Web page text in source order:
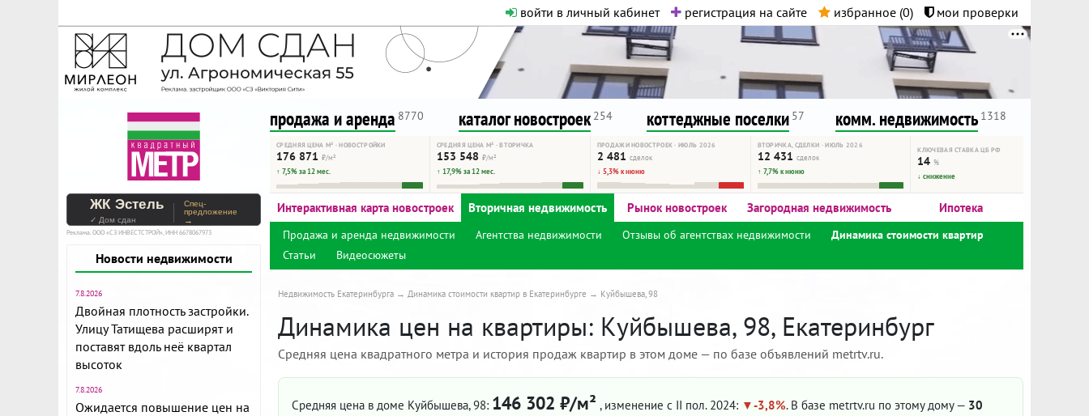
войти в личный кабинет регистрация на сайте избранное (0) мои проверки
На Метре реклама - только нормальная. Никакого шок-контента.
Помогайте независимому ресурсу, как он помогает вам. Удачи!
продажа и аренда 8770 каталог новостроек 254 коттеджные поселки 57 комм. недвижимость 1318
СРЕДНЯЯ ЦЕНА М² · НОВОСТРОЙКИ
176 871 ₽/м²
↑ 7,5% за 12 мес.
СРЕДНЯЯ ЦЕНА М² · ВТОРИЧКА
153 548 ₽/м²
↑ 17,9% за 12 мес.
ПРОДАЖИ НОВОСТРОЕК · ИЮЛЬ 2026
2 481 сделок
↓ 5,3% к июню
ВТОРИЧКА, СДЕЛКИ · ИЮЛЬ 2026
12 431 сделок
↑ 7,7% к июню
КЛЮЧЕВАЯ СТАВКА ЦБ РФ
14%
↓ снижение
ЖК Эстель
✓ Дом сдан
Спец-
предложение
→
Реклама. ООО «СЗ ИНВЕСТСТРОЙ», ИНН 6678067973
Новости недвижимости
7.8.2026
Двойная плотность застройки.
Улицу Татищева расширят и
поставят вдоль неё квартал
высоток
7.8.2026
Ожидается повышение цен на
Интерактивная карта новостроек Вторичная недвижимость Рынок новостроек Загородная недвижимость Ипотека
Продажа и аренда недвижимости Агентства недвижимости Отзывы об агентствах недвижимости
Динамика стоимости квартир
Статьи
Видеосюжеты
Недвижимость Екатеринбурга Динамика стоимости квартир в Екатеринбурге Куйбышева, 98
Динамика цен на квартиры: Куйбышева, 98, Екатеринбург
Средняя цена квадратного метра и история продаж квартир в этом доме — по базе объявлений metrtv.ru.
Средняя цена в доме Куйбышева, 98: 146 302 ₽/м² , изменение с II пол. 2024: -3,8%. В базе metrtv.ru по этому дому — 30